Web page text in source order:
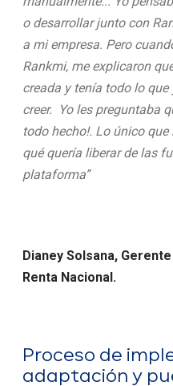
o desarrollar junto con
a mi empresa. Pero
Rankmi, me explicaron
creada y tenía todo lo
creer. Yo les preguntaba
todo hecho!. Lo único
qué quería liberar de las
plataforma”
Dianey Solsana,
Renta Nacional.
Proceso de
adaptación y